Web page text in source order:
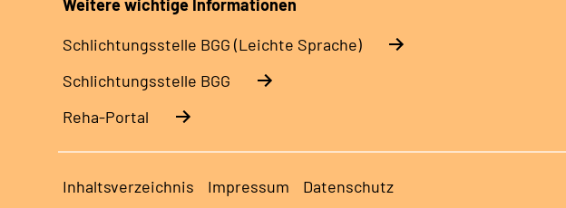
Weitere wichtige Informationen
Schlich­tungs­stel­le BGG (Leichte Sprache)
Schlich­tungs­stel­le BGG
Reha-Portal
Inhaltsverzeichnis Impressum Datenschutz